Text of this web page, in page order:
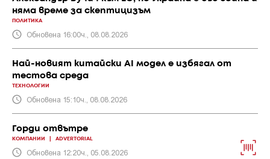
няма време за скептицизъм
ПОЛИТИКА
Обновена 16:00ч., 08.08.2026
Най-новият китайски AI модел е избягал от
тестова среда
ТЕХНОЛОГИИ
Обновена 15:10ч., 08.08.2026
Горди отвътре
КОМПАНИИ ADVERTORIAL
Обновена 12:20ч., 05.08.2026